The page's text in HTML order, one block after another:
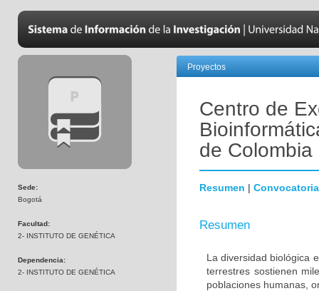
Sede:
Bogotá
Facultad:
2- INSTITUTO DE GENÉTICA
Dependencia:
2- INSTITUTO DE GENÉTICA
Proyectos
Centro de
de Colombia
Resumen | Convocatoria
Resumen
La diversidad biológica
terrestres sostienen
poblaciones humanas,